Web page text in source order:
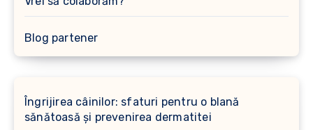
Blog partener
Îngrijirea câinilor: sfaturi pentru o blană
sănătoasă și prevenirea dermatitei